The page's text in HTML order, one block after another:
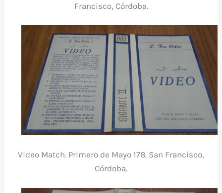
Francisco, Córdoba.
Video Match. Primero de Mayo 178. San Francisco,
Córdoba.